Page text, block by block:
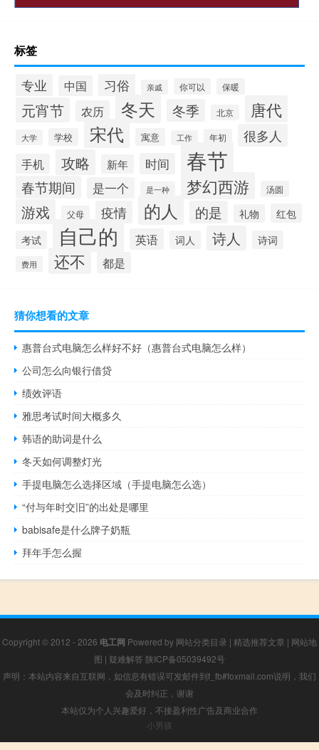
标签
专业 中国 习俗 亲戚 你可以 保暖
元宵节 农历 冬天 冬季 北京 唐代
大学 学校 宋代 寓意 工作 年初 很多人
手机 攻略 新年 时间 春节
春节期间 是一个 是一种 梦幻西游 汤圆
游戏 父母 疫情 的人 的是 礼物 红包
考试 自己的 英语 词人 诗人 诗词
费用 还不 都是
猜你想看的文章
惠普台式电脑怎么样好不好（惠普台式电脑怎么样）
公司怎么向银行借贷
绩效评语
雅思考试时间大概多久
韩语的助词是什么
冬天如何调整灯光
手提电脑怎么选择区域（手提电脑怎么选）
“付与年时交旧”的出处是哪里
babisafe是什么牌子奶瓶
拜年手怎么握
Copyright © 2012 - 2026 电工网 Powered by 网站分类目录 | 精选推荐文章 | 网站地
图 | 疑难解答 陕ICP备05039492号
声明：本站内容来自互联网，如信息有错误可发邮件到f_fb#foxmail.com说明，我们
会及时纠正，谢谢
本站仅为个人兴趣爱好，不接盈利性广告及商业合作
小男孩